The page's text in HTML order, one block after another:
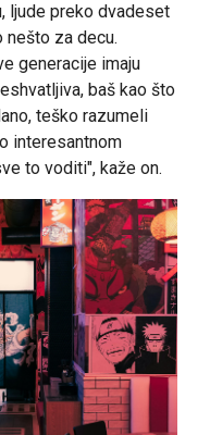
ljude preko dvadeset
nešto za decu.
generacije imaju
baš kao što
teško razumeli
interesantnom
to voditi", kaže on.